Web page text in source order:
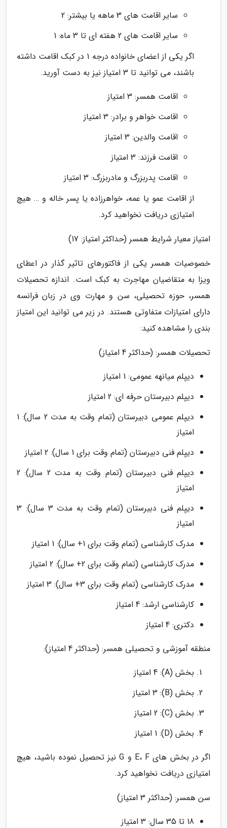
سایر اقامت های 3 ماهه یا بیشتر: 2
سایر اقامت های 2 هفته ای تا 3 ماه: 1
اگر یکی از اعضای خانواده درجه 1 در کبک اقامت داشته
باشند، می توانید تا 3 امتیاز نیز به دست آورید.
اقامت همسر: 3 امتیاز
اقامت خواهر و برادر: 3 امتیاز
اقامت والدین: 3 امتیاز
اقامت فرزند: 3 امتیاز
اقامت پدربزرگ و مادربزرگ: 3 امتیاز
از اقامت عمو یا عمه، خواهرزاده یا پسر خاله و … هیچ
امتیازی دریافت نخواهید کرد.
امتیاز معیار شرایط همسر (حداکثر امتیاز: 17)
خصوصیات همسر یکی از فاکتورهای تاثیر گذار در اعطای
ویزا به متقاضیان مهاجرت به کبک است. اندازه تحصیلات
همسر، حوزه تحصیلی، سن و مهارت وی در زبان فرانسه
دارای امتیازات متفاوتی هستند. در زیر می توانید این امتیاز
بندی را مشاهده کنید:
تحصیلات همسر: (حداکثر 4 امتیاز)
دیپلم میانهه عمومی: 1 امتیاز
دیپلم دبیرستان حرفه ای: 2 امتیاز
دیپلم عمومی دبیرستان (تمام وقت به مدت 2 سال): 1
امتیاز
دیپلم فنی دبیرستان (تمام وقت برای 1 سال): 2 امتیاز
دیپلم فنی دبیرستان (تمام وقت به مدت 2 سال): 2
امتیاز
دیپلم فنی دبیرستان (تمام وقت به مدت 3 سال): 3
امتیاز
مدرک کارشناسی (تمام وقت برای 1+ سال): 1 امتیاز
مدرک کارشناسی (تمام وقت برای 2+ سال): 2 امتیاز
مدرک کارشناسی (تمام وقت برای 3+ سال): 3 امتیاز
کارشناسی ارشد: 4 امتیاز
دکتری: 4 امتیاز
منطقه آموزشی و تحصیلی همسر: (حداکثر 4 امتیاز):
بخش (A): 4 امتیاز
بخش (B): 3 امتیاز
بخش (C): 2 امتیاز
بخش (D): 1 امتیاز
اگر در بخش های E، F و G نیز تحصیل نموده باشید، هیچ
امتیازی دریافت نخواهید کرد.
سن همسر: (حداکثر 3 امتیاز)
18 تا 35 سال: 3 امتیاز